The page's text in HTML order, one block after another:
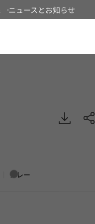
ニュースとお知らせ
グレー